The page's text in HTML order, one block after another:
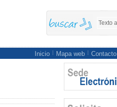
Inicio Mapa web Contacto